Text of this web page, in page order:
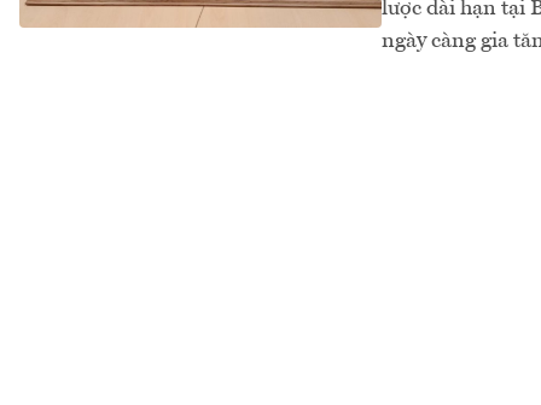
lược dài hạn tại
ngày càng gia